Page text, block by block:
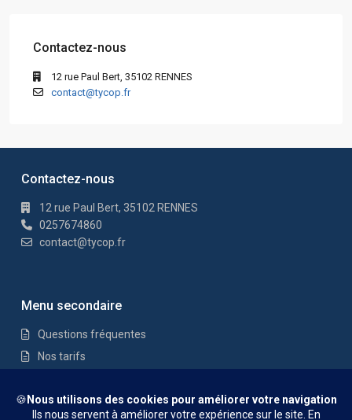
Contactez-nous
12 rue Paul Bert, 35102 RENNES
contact@tycop.fr
Contactez-nous
12 rue Paul Bert, 35102 RENNES
0257674860
contact@tycop.fr
Menu secondaire
Questions fréquentes
Nos tarifs
Mentions Légales